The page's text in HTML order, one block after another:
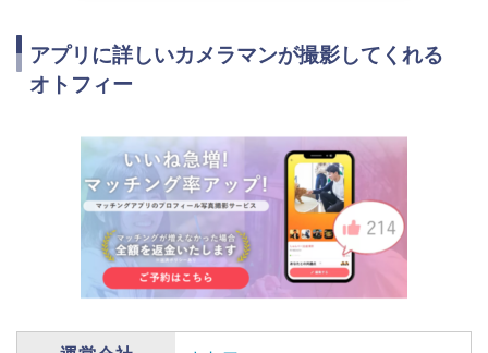
アプリに詳しいカメラマンが撮影してくれる
オトフィー